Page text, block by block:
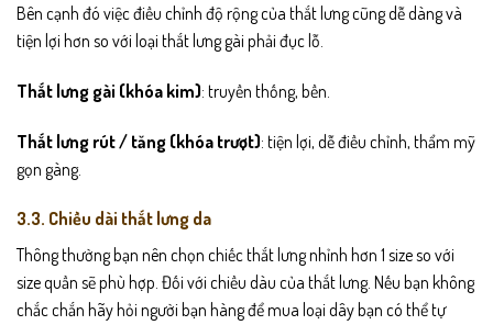
Bên cạnh đó việc điều chỉnh độ rộng của thắt lưng cũng dễ dàng và
tiện lợi hơn so với loại thắt lưng gài phải đục lỗ.
Thắt lưng gài (khóa kim): truyền thống, bền.
Thắt lưng rút / tăng (khóa trượt): tiện lợi, dễ điều chỉnh, thẩm mỹ
gọn gàng.
3.3. Chiều dài thắt lưng da
Thông thường bạn nên chọn chiếc thắt lưng nhỉnh hơn 1 size so với
size quần sẽ phù hợp. Đối với chiều dàu của thắt lưng. Nếu bạn không
chắc chắn hãy hỏi người bạn hàng để mua loại dây bạn có thể tự